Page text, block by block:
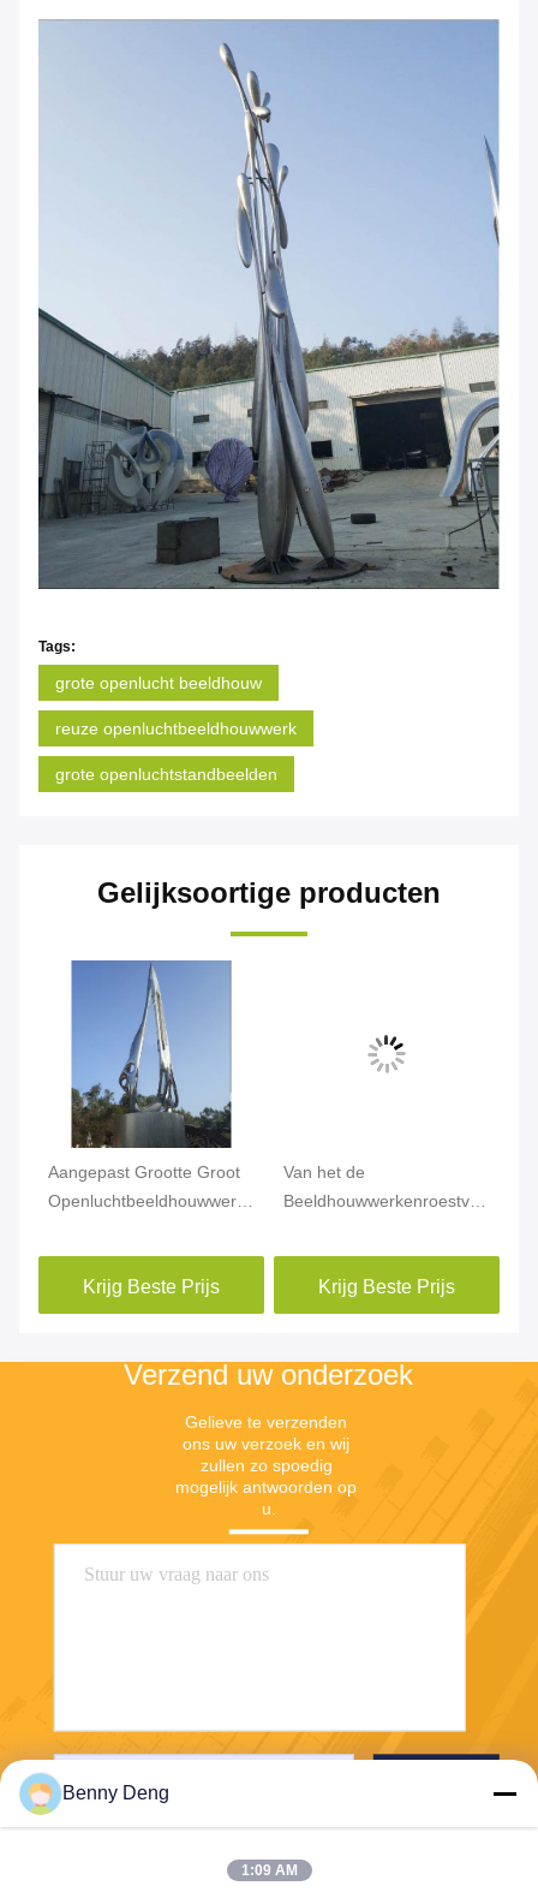
Tags:
grote openlucht beeldhouw
reuze openluchtbeeldhouwwerk
grote openluchtstandbeelden
Gelijksoortige producten
Aangepast Grootte Groot
Openluchtbeeldhouwwerk/het
van het Spiegelroestvrije
Krijg Beste Prijs
Van het de
Beeldhouwwerkenroestvrije
Grote Openlucht Abstracte
het Pleindecoratie
Krijg Beste Prijs
Verzend uw onderzoek
Gelieve te verzenden
ons uw verzoek en wij
zullen zo spoedig
mogelijk antwoorden op
u.
Benny Deng
1:09 AM